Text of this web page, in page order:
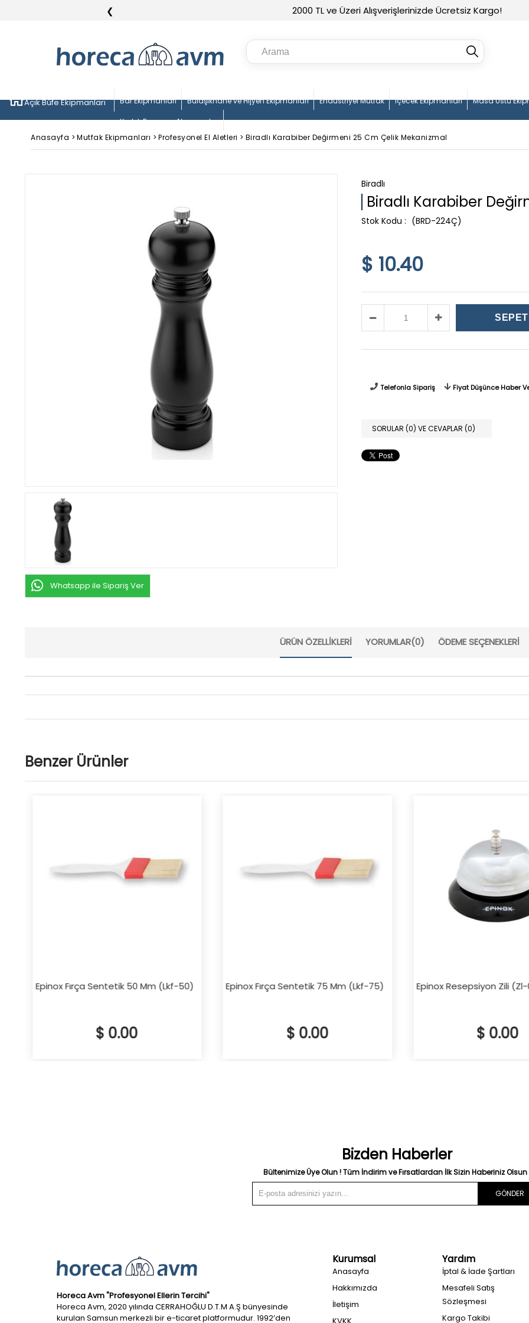
2000 TL ve Üzeri Alışverişlerinizde Ücretsiz Kargo!
❮
Açık Büfe Ekipmanları Bar Ekipmanları Bulaşıkhane ve Hijyen Ekipmanları Endüstriyel Mutfak İçecek Ekipmanları Masa Üstü
Yedek Parça ve Aksesuarlar
Anasayfa > Mutfak Ekipmanları > Profesyonel El Aletleri > Biradlı Karabiber Değirmeni 25 Cm Çelik Mekanizmal
Whatsapp ile Sipariş Ver
Biradlı
Biradlı Karabiber
(BRD-224Ç)
$ 10.40
Telefonla Sipariş Fiyat Düşünce Haber
SORULAR (0) VE CEVAPLAR (0)
ÜRÜN ÖZELLIKLERI YORUMLAR(0) ÖDEME SEÇENEKLERI
Benzer Ürünler
Epinox Fırça Sentetik 50 Mm (Lkf-50)
$ 0.00
Epinox Fırça Sentetik 75 Mm (Lkf-75)
$ 0.00
Epinox Resepsiyon Zili (Zl-
$ 0.00
Bizden Haberler
Bültenimize Üye Olun ! Tüm İndirim ve Fırsatlardan İlk Sizin Haberiniz Olsun
GÖNDER
Horeca Avm "Profesyonel Ellerin Tercihi"
Horeca Avm, 2020 yılında CERRAHOĞLU D.T.M A.Ş bünyesinde
kurulan Samsun merkezli bir e-ticaret platformudur. 1992’den
Kurumsal
Anasayfa
Hakkımızda
İletişim
KVKK
Yardım
İptal & İade Şartları
Mesafeli Satış
Sözleşmesi
Kargo Takibi